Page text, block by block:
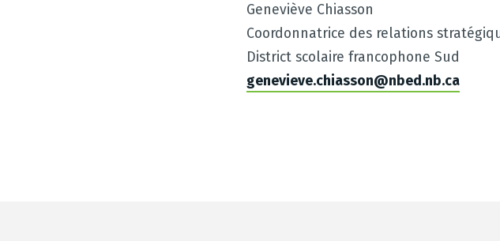
Geneviève Chiasson
Coordonnatrice des relations
District scolaire francophone Sud
genevieve.chiasson@nbed.nb.ca